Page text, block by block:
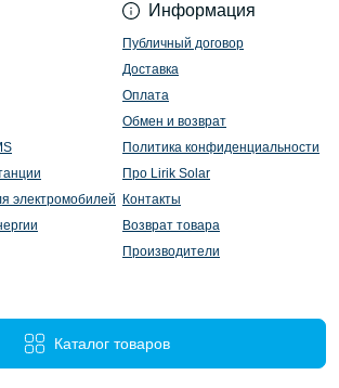
электромобилей
Информация
Публичный договор
Доставка
Оплата
Обмен и возврат
Политика конфиденциальности
Про Lirik Solar
Контакты
Возврат товара
Производители
Каталог товаров